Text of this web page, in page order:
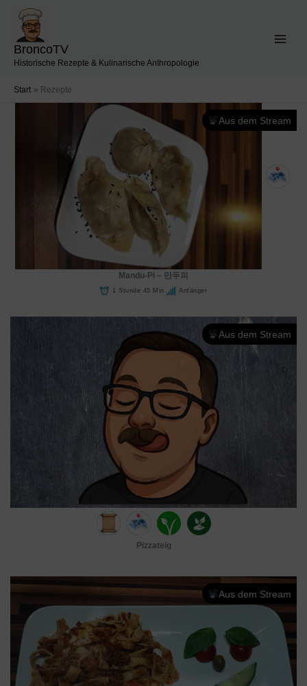
Inhalt
springen
BroncoTV
Historische Rezepte & Kulinarische Anthropologie
Start Rezepte
Aus dem Stream
Mandu-Pi – 만두피
1 Stunde 45 Min. Anfänger
Aus dem Stream
Pizzateig
Aus dem Stream